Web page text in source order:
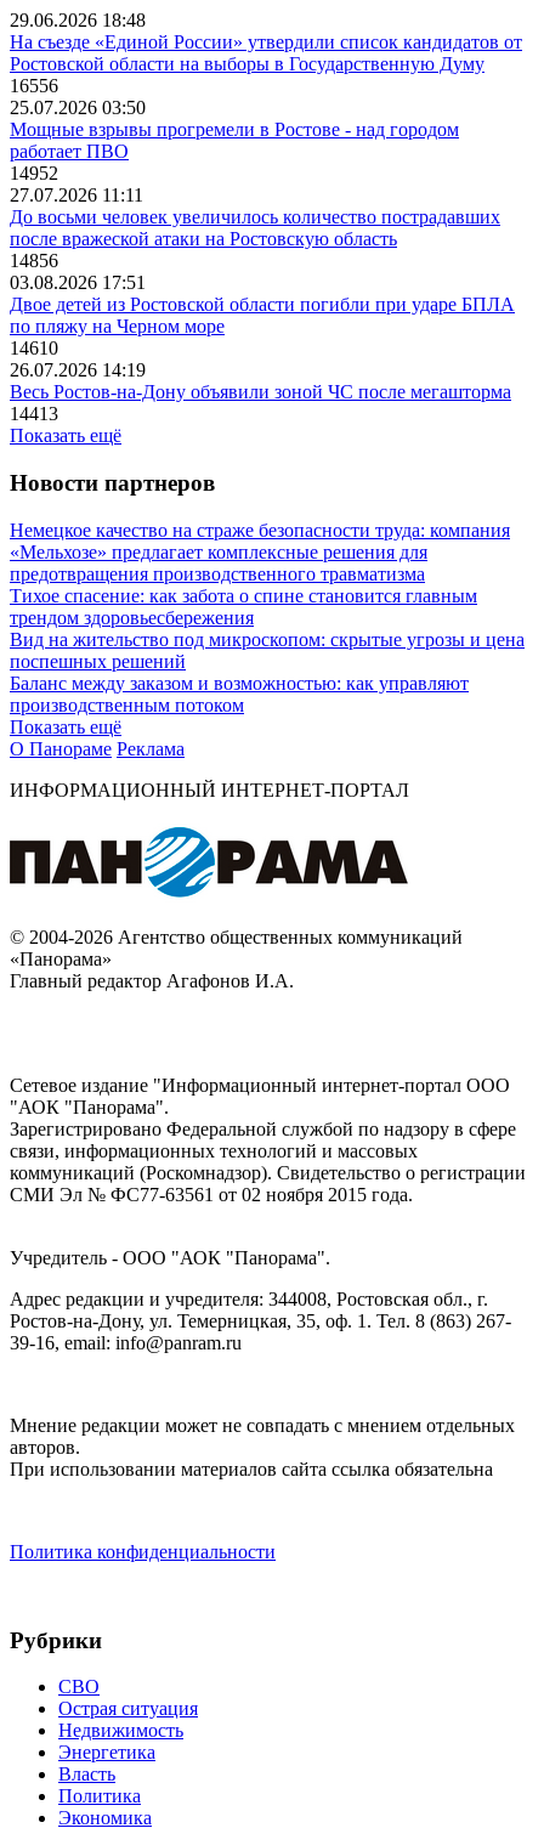
29.06.2026 18:48
На съезде «Единой России» утвердили список кандидатов от
Ростовской области на выборы в Государственную Думу
16556
25.07.2026 03:50
Мощные взрывы прогремели в Ростове - над городом
работает ПВО
14952
27.07.2026 11:11
До восьми человек увеличилось количество пострадавших
после вражеской атаки на Ростовскую область
14856
03.08.2026 17:51
Двое детей из Ростовской области погибли при ударе БПЛА
по пляжу на Черном море
14610
26.07.2026 14:19
Весь Ростов-на-Дону объявили зоной ЧС после мегашторма
14413
Показать ещё
Новости партнеров
Немецкое качество на страже безопасности труда: компания
«Мельхозе» предлагает комплексные решения для
предотвращения производственного травматизма
Тихое спасение: как забота о спине становится главным
трендом здоровьесбережения
Вид на жительство под микроскопом: скрытые угрозы и цена
поспешных решений
Баланс между заказом и возможностью: как управляют
производственным потоком
Показать ещё
О Панораме Реклама
ИНФОРМАЦИОННЫЙ ИНТЕРНЕТ-ПОРТАЛ
© 2004-2026 Агентство общественных коммуникаций
«Панорама»
Главный редактор Агафонов И.А.
Сетевое издание "Информационный интернет-портал ООО
"АОК "Панорама".
Зарегистрировано Федеральной службой по надзору в сфере
связи, информационных технологий и массовых
коммуникаций (Роскомнадзор). Cвидетельство о регистрации
СМИ Эл № ФС77-63561 от 02 ноября 2015 года.
Учредитель - ООО "АОК "Панорама".
Адрес редакции и учредителя: 344008, Ростовская обл., г.
Ростов-на-Дону, ул. Темерницкая, 35, оф. 1. Тел. 8 (863) 267-
39-16, email: info@panram.ru
Мнение редакции может не совпадать с мнением отдельных
авторов.
При использовании материалов сайта ссылка обязательна
Политика конфиденциальности
Рубрики
СВО
Острая ситуация
Недвижимость
Энергетика
Власть
Политика
Экономика